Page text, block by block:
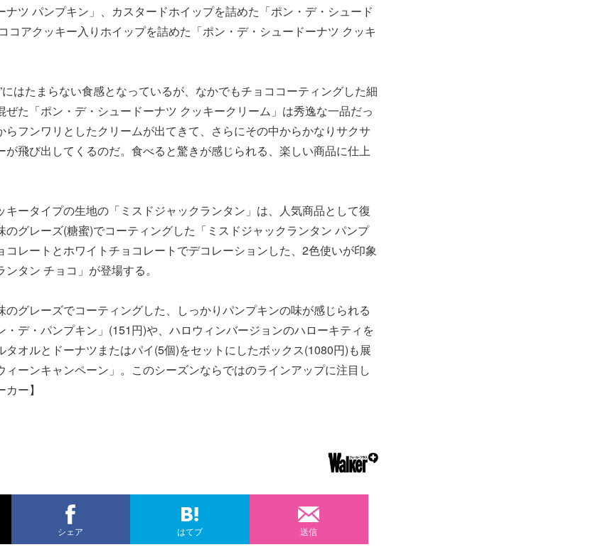
ナツ パンプキン」、カスタードホイップを詰めた「ポン・デ・シュード
コアクッキー入りホイップを詰めた「ポン・デ・シュードーナツ クッキ
にはたまらない食感となっているが、なかでもチョココーティングした細
ぜた「ポン・デ・シュードーナツ クッキークリーム」は秀逸な一品だっ
らフンワリとしたクリームが出てきて、さらにその中からかなりサクサ
が飛び出してくるのだ。食べると驚きが感じられる、楽しい商品に仕上
キータイプの生地の「ミスドジャックランタン」は、人気商品として復
のグレーズ(糖蜜)でコーティングした「ミスドジャックランタン パンプ
コレートとホワイトチョコレートでデコレーションした、2色使いが印象
タン チョコ」が登場する。
のグレーズでコーティングした、しっかりパンプキンの味が感じられる
・デ・パンプキン」(151円)や、ハロウィンバージョンのハローキティを
タオルとドーナツまたはパイ(5個)をセットにしたボックス(1080円)も展
ィーンキャンペーン」。このシーズンならではのラインアップに注目し
ー】
シェア はてブ 送信